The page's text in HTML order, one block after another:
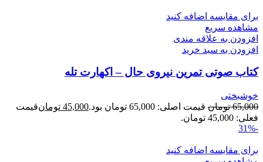
برای مقایسه اضافه کنید
مشاهده سریع
افزودن به علاقه مندی
افزودن به سبد خرید
کتاب صوتی تمرین نیروی حال – اکهارت تله
خوشبختی
65,000 تومان قیمت اصلی: 65,000 تومان بود. 45,000 تومانقیمت
فعلی: 45,000 تومان.
-31%
برای مقایسه اضافه کنید